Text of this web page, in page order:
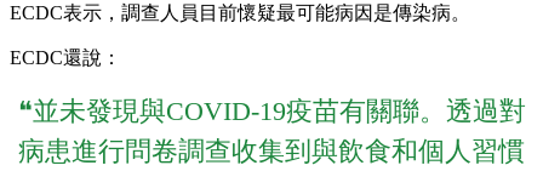
ECDC表示，調查人員目前懷疑最可能病因是傳染病。
ECDC還說：
❝並未發現與COVID-19疫苗有關聯。透過對
病患進行問卷調查收集到與飲食和個人習慣